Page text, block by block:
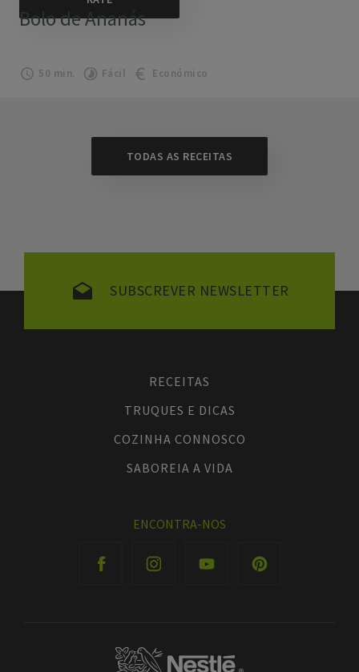
Bolo de Ananás
50 min. Fácil Económico
TODAS AS RECEITAS
SUBSCREVER NEWSLETTER
RECEITAS
TRUQUES E DICAS
COZINHA CONNOSCO
SABOREIA A VIDA
ENCONTRA-NOS